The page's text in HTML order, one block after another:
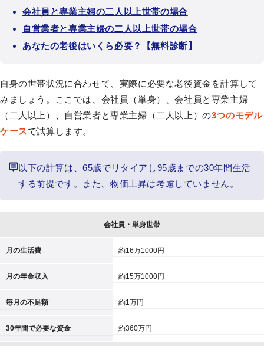
会社員と専業主婦の二人以上世帯の場合
自営業者と専業主婦の二人以上世帯の場合
あなたの老後はいくら必要？【無料診断】
自身の世帯状況に合わせて、実際に必要な老後資金を計算して
みましょう。ここでは、会社員（単身）、会社員と専業主婦
（二人以上）、自営業者と専業主婦（二人以上）の3つのモデル
ケースで試算します。
以下の計算は、65歳でリタイアし95歳までの30年間生活
する前提です。また、物価上昇は考慮していません。
会社員・単身世帯
月の生活費 約16万1000円
月の年金収入 約15万1000円
毎月の不足額 約1万円
30年間で必要な資金 約360万円